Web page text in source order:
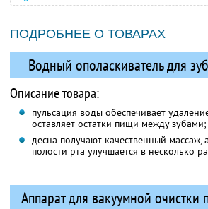
ПОДРОБНЕЕ О ТОВАРАХ
Водный ополаскиватель для
Описание товара:
пульсация воды обеспечивает
оставляет остатки пищи между зубами;
десна получают качественный массаж,
полости рта улучшается в несколько
Аппарат для вакуумной очистки